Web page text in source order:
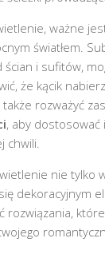
ważne
światłem.
i sufitów,
że kącik
rozważyć
, aby
chwili.
nie tylko
dekoracyjnym
rozwiązania,